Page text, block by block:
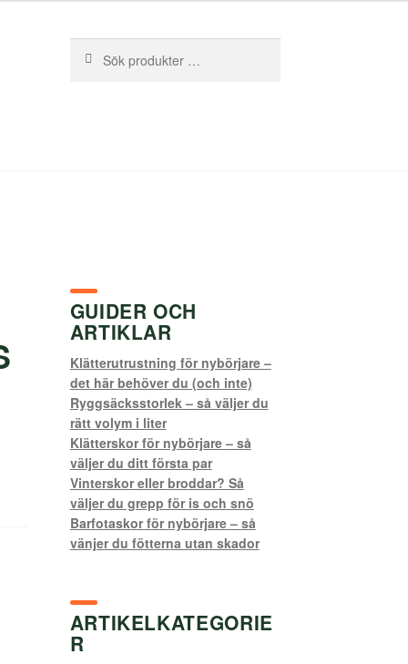
efter:
GUIDER OCH
ARTIKLAR
Klätterutrustning för nybörjare –
det här behöver du (och inte)
Ryggsäcksstorlek – så väljer du
rätt volym i liter
Klätterskor för nybörjare – så
väljer du ditt första par
Vinterskor eller broddar? Så
väljer du grepp för is och snö
Barfotaskor för nybörjare – så
vänjer du fötterna utan skador
ARTIKELKATEGORIE
R